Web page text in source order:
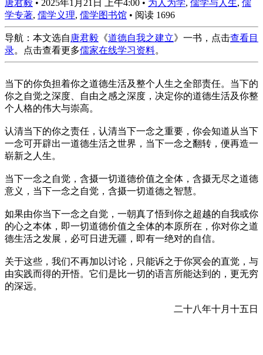
唐君毅 • 2025年1月21日 上午4:00 • 为人为学, 儒学与人生, 儒
学专著, 儒学义理, 儒学图书馆 • 阅读 1696
导航：本文选自 唐君毅 《道德自我之建立》一书，点击查看目
录。点击查看更多儒家在线学习资料。
当下的你负担着你之道德生活及整个人生之全部责任。当下的
你之自觉之深度、自由之感之深度，决定你的道德生活及你整
个人格的伟大与崇高。
认清当下的你之责任，认清当下一念之重要，你会知道从当下
一念可开辟出一道德生活之世界，当下一念之翻转，便再造一
崭新之人生。
当下一念之自觉，含摄一切道德价值之全体，含摄无尽之道德
意义，当下一念之自觉，含摄一切道德之智慧。
如果由你当下一念之自觉，一朝真了悟到你之超越的自我或你
的心之本体，即一切道德价值之全体的本原所在，你对你之道
德生活之发展，必可日进无疆，即有一绝对的自信。
关于这些，我们不再加以讨论，只能诉之于你冥会的直觉，与
由实践而得的开悟。它们是比一切的语言所能达到的，更无穷
的深远。
二十八年十月十五日